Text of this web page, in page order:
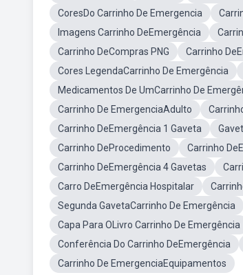
CoresDo Carrinho De Emergencia
Imagens Carrinho DeEmergência
Carrinho DeCompras PNG
Carrinho
Cores LegendaCarrinho De Emergência
Medicamentos De UmCarrinho De
Carrinho De EmergenciaAdulto
Carrinho DeEmergência 1 Gaveta
Carrinho DeProcedimento
Carrinho
Carrinho DeEmergência 4 Gavetas
Carro DeEmergência Hospitalar
Segunda GavetaCarrinho De Emergência
Capa Para OLivro Carrinho De Emergência
Conferência Do Carrinho DeEmergência
Carrinho De EmergenciaEquipamentos